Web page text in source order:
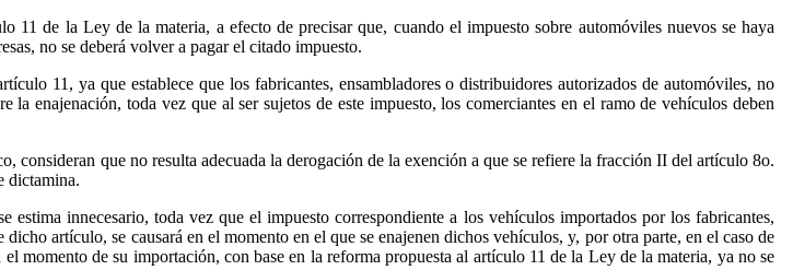
de la Ley de la materia, a efecto de precisar que, cuando el impuesto sobre automóviles nuevos se haya
no se deberá volver a pagar el citado impuesto.
11, ya que establece que los fabricantes, ensambladores o distribuidores autorizados de automóviles, no
la enajenación, toda vez que al ser sujetos de este impuesto, los comerciantes en el ramo de vehículos deben
que no resulta adecuada la derogación de la exención a que se refiere la fracción II del artículo 8o.
dictamina.
innecesario, toda vez que el impuesto correspondiente a los vehículos importados por los fabricantes,
artículo, se causará en el momento en el que se enajenen dichos vehículos, y, por otra parte, en el caso de
momento de su importación, con base en la reforma propuesta al artículo 11 de la Ley de la materia, ya no se